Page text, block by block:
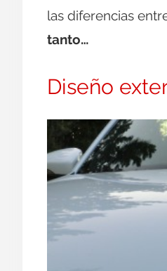
las diferencias
tanto…
Diseño